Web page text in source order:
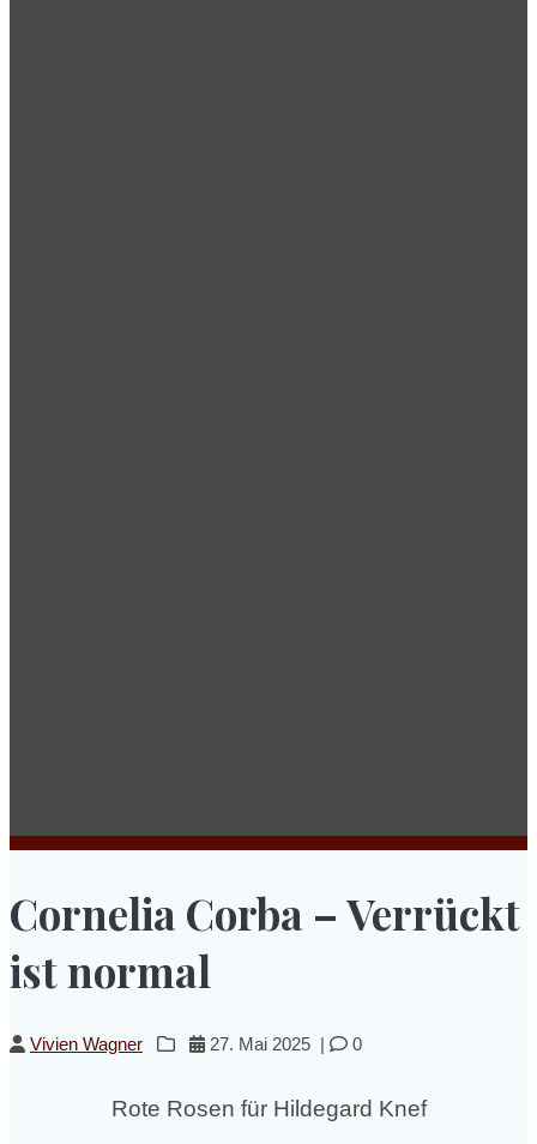
Cornelia Corba – Verrückt
ist normal
Vivien Wagner 27. Mai 2025 0
Rote Rosen für Hildegard Knef